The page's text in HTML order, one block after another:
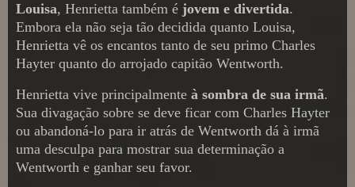
Louisa, Henrietta também é jovem e divertida.
Embora ela não seja tão decidida quanto Louisa,
Henrietta vê os encantos tanto de seu primo Charles
Hayter quanto do arrojado capitão Wentworth.
Henrietta vive principalmente à sombra de sua irmã.
Sua divagação sobre se deve ficar com Charles Hayter
ou abandoná-lo para ir atrás de Wentworth dá à irmã
uma desculpa para mostrar sua determinação a
Wentworth e ganhar seu favor.